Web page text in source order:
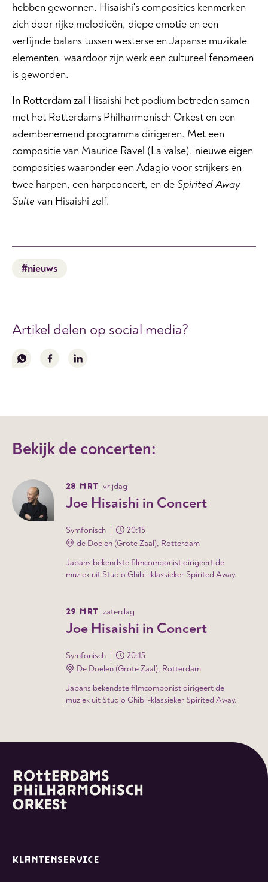
hebben gewonnen. Hisaishi's composities kenmerken
zich door rijke melodieën, diepe emotie en een
verfijnde balans tussen westerse en Japanse muzikale
elementen, waardoor zijn werk een cultureel fenomeen
is geworden.
In Rotterdam zal Hisaishi het podium betreden samen
met het Rotterdams Philharmonisch Orkest en een
adembenemend programma dirigeren. Met een
compositie van Maurice Ravel (La valse), nieuwe eigen
composities waaronder een Adagio voor strijkers en
twee harpen, een harpconcert, en deSpirited Away
Suite van Hisaishi zelf.
#nieuws
Artikel delen op social media?
Volg
Volg
Volg
Bekijk de concerten:
28 MRT vrijdag
Joe Hisaishi in Concert
Symfonisch
20:15
de Doelen (Grote Zaal), Rotterdam
Japans bekendste filmcomponist dirigeert de
muziek uit Studio Ghibli-klassieker Spirited Away.
29 MRT zaterdag
Joe Hisaishi in Concert
Symfonisch
20:15
De Doelen (Grote Zaal), Rotterdam
Japans bekendste filmcomponist dirigeert de
muziek uit Studio Ghibli-klassieker Spirited Away.
KLANTENSERVICE